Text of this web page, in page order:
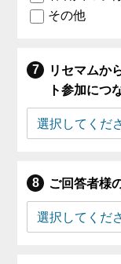
その他
リセマムか
ト参加につ
ご回答者様